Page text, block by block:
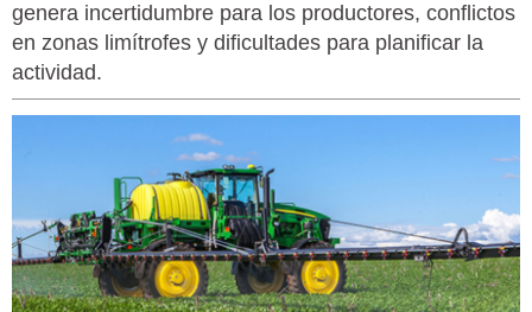
genera incertidumbre para los productores, conflictos
en zonas limítrofes y dificultades para planificar la
actividad.